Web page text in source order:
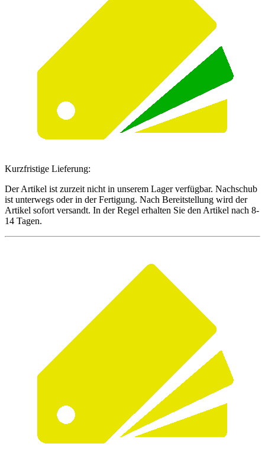
Kurzfristige Lieferung:
Der Artikel ist zurzeit nicht in unserem Lager verfügbar. Nachschub
ist unterwegs oder in der Fertigung. Nach Bereitstellung wird der
Artikel sofort versandt. In der Regel erhalten Sie den Artikel nach 8-
14 Tagen.